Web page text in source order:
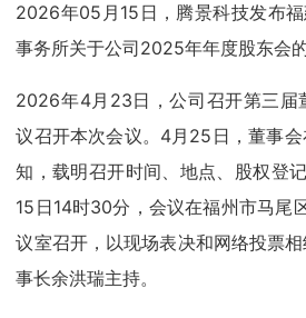
2026年05月15日，腾景科技发布
事务所关于公司2025年年度股东会
2026年4月23日，公司召开第三届
议召开本次会议。4月25日，董事
知，载明召开时间、地点、股权登
15日14时30分，会议在福州市马尾
议室召开，以现场表决和网络投票
事长余洪瑞主持。